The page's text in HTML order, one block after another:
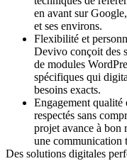
en avant sur
et ses environs.
Flexibilité et
Devivo conçoit des
de modules
spécifiques qui
besoins exacts.
Engagement qualité
respectés sans
projet avance à bon
une communication
Des solutions digitales